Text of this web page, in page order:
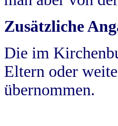
Zusätzliche
Die im
Eltern oder
übernommen.